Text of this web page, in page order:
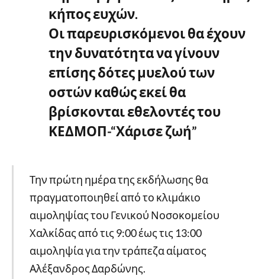
κήπος ευχών.
Οι παρευρισκόμενοι θα έχουν
την δυνατότητα να γίνουν
επίσης δότες μυελού των
οστών καθώς εκεί θα
βρίσκονται εθελοντές του
ΚΕΔΜΟΠ-“Χάρισε ζωή”
Την πρώτη ημέρα της εκδήλωσης θα
πραγματοποιηθεί από το κλιμάκιο
αιμοληψίας του Γενικού Νοσοκομείου
Χαλκίδας από τις 9:00 έως τις 13:00
αιμοληψία για την τράπεζα αίματος
Αλέξανδρος Δαρδώνης.